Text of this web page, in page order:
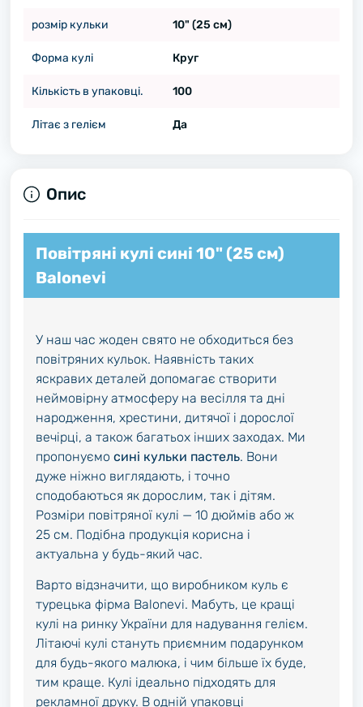
розмір кульки 10" (25 см)
Форма кулі Круг
Кількість в упаковці. 100
Літає з гелієм Да
Опис
Повітряні кулі сині 10" (25 см)
Balonevi
У наш час жоден свято не обходиться без
повітряних кульок. Наявність таких
яскравих деталей допомагає створити
неймовірну атмосферу на весілля та дні
народження, хрестини, дитячої і дорослої
вечірці, а також багатьох інших заходах. Ми
пропонуємо сині кульки пастель. Вони
дуже ніжно виглядають, і точно
сподобаються як дорослим, так і дітям.
Розміри повітряної кулі — 10 дюймів або ж
25 см. Подібна продукція корисна і
актуальна у будь-який час.
Варто відзначити, що виробником куль є
турецька фірма Balonevi. Мабуть, це кращі
кулі на ринку України для надування гелієм.
Літаючі кулі стануть приємним подарунком
для будь-якого малюка, і чим більше їх буде,
тим краще. Кулі ідеально підходять для
рекламної друку. В одній упаковці